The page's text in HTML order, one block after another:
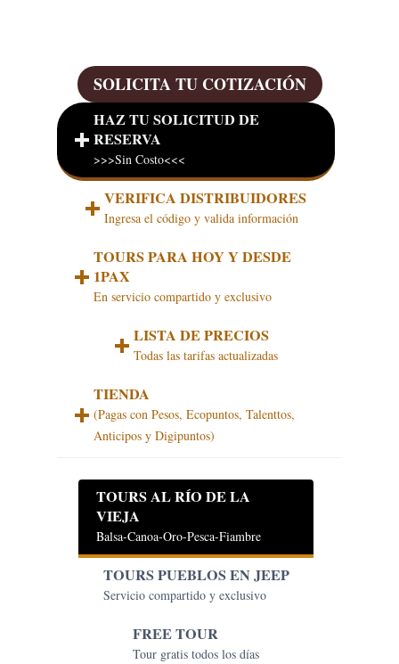
SOLICITA TU COTIZACIÓN
HAZ TU SOLICITUD DE
RESERVA
>>>Sin Costo<<<
VERIFICA DISTRIBUIDORES
Ingresa el código y valida información
TOURS PARA HOY Y DESDE
1PAX
En servicio compartido y exclusivo
LISTA DE PRECIOS
Todas las tarifas actualizadas
TIENDA
(Pagas con Pesos, Ecopuntos, Talenttos,
Anticipos y Digipuntos)
TOURS AL RÍO DE LA
VIEJA
Balsa-Canoa-Oro-Pesca-Fiambre
TOURS PUEBLOS EN JEEP
Servicio compartido y exclusivo
FREE TOUR
Tour gratis todos los días